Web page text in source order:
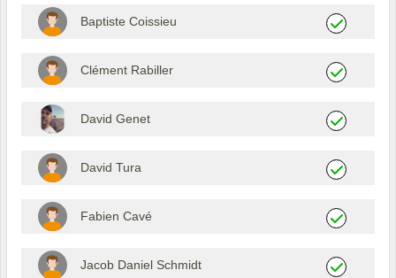
Baptiste Coissieu
Clément Rabiller
David Genet
David Tura
Fabien Cavé
Jacob Daniel Schmidt